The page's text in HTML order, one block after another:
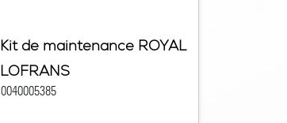
Kit de maintenance ROYAL
LOFRANS
0040005385